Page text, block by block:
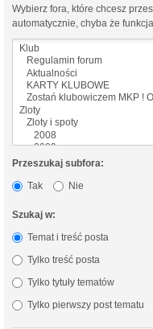
Wybierz fora, które chcesz
automatycznie, chyba że
Przeszukaj subfora:
Tak
Nie
Szukaj w:
Temat i treść posta
Tylko treść posta
Tylko tytuły tematów
Tylko pierwszy post tematu